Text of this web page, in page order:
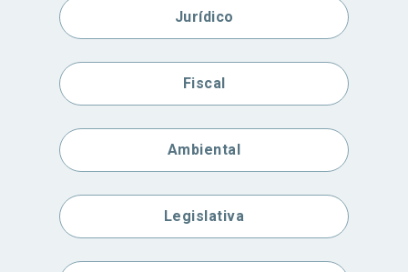
Jurídico
Fiscal
Ambiental
Legislativa